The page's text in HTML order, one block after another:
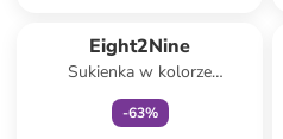
Eight2Nine
Sukienka w kolorze
jasnobrązowym
-63%